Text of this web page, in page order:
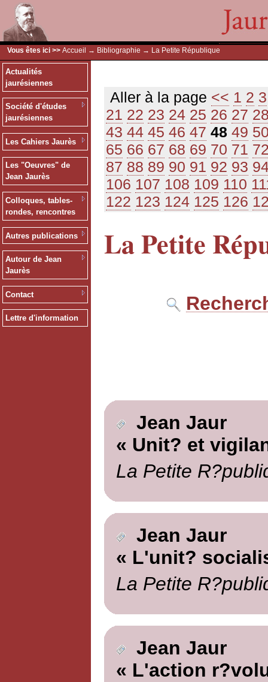
Vous êtes ici >> Accueil → Bibliographie → La Petite République
Actualités
jaurésiennes
Société d'études
jaurésiennes
Les Cahiers Jaurès
Les "Oeuvres" de
Jean Jaurès
Colloques, tables-
rondes, rencontres
Autres publications
Autour de Jean
Jaurès
Contact
Lettre d'information
Aller à la page << 1 2 3
21 22 23 24 25 26 27
43 44 45 46 47 48 49
65 66 67 68 69 70 71
87 88 89 90 91 92 93
106 107 108 109 110
122 123 124 125 126
La Petite
Jean Jaur
« Unit? et
La Petite
Jean Jaur
« L'unit?
La Petite
Jean Jaur
« L'action